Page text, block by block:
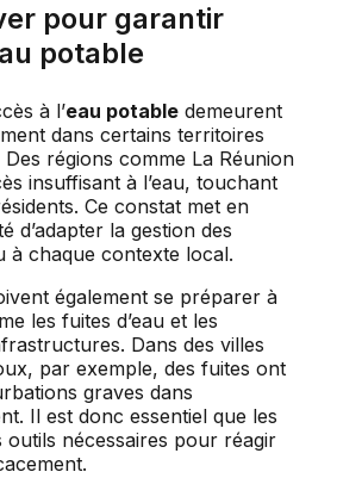
pour garantir
potable
à l’eau potable demeurent
dans certains territoires
régions comme La Réunion
insuffisant à l’eau, touchant
Ce constat met en
d’adapter la gestion des
à chaque contexte local.
également se préparer à
les fuites d’eau et les
Dans des villes
par exemple, des fuites ont
graves dans
Il est donc essentiel que les
outils nécessaires pour réagir